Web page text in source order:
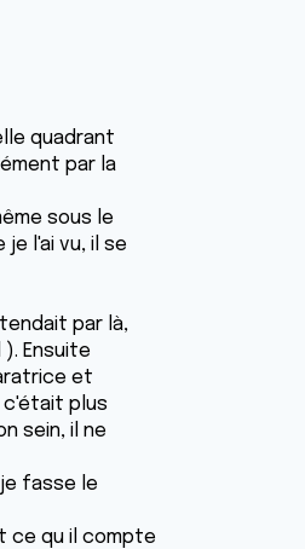
quadrant
par la
sous le
l'ai vu, il se
par là,
Ensuite
et
c'était plus
sein, il ne
fasse le
ce qu il compte